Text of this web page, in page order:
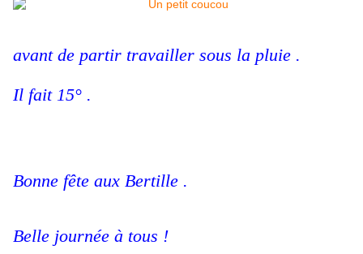
avant de partir travailler sous la pluie .
Il fait 15° .
Bonne fête aux Bertille .
Belle journée à tous !